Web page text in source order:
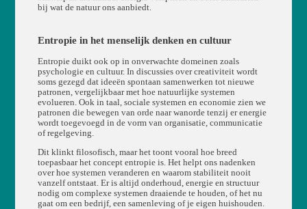
bij wat de natuur ons aanbiedt.
Entropie in het menselijk denken en cultuur
Entropie duikt ook op in onverwachte domeinen zoals
psychologie en cultuur. In discussies over creativiteit wordt
soms gezegd dat ideeën spontaan samenwerken tot nieuwe
patronen, vergelijkbaar met hoe natuurlijke systemen
evolueren. Ook in taal, sociale systemen en economie zien we
patronen die bewegen van orde naar wanorde tenzij er energie
wordt toegevoegd in de vorm van organisatie, communicatie
of regelgeving.
Dit klinkt filosofisch, maar het toont vooral hoe breed
toepasbaar het concept entropie is. Het helpt ons nadenken
over hoe systemen veranderen en waarom stabiliteit nooit
vanzelf ontstaat. Er is altijd onderhoud, energie en structuur
nodig om complexe systemen draaiende te houden, of het nu
gaat om een bedrijf, een samenleving of je eigen huishouden.